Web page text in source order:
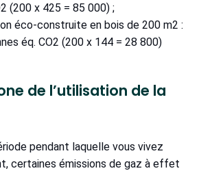
(200 x 425 = 85 000) ;
éco-construite en bois de 200 m2 :
éq. CO2 (200 x 144 = 28 800)
de l’utilisation de la
pendant laquelle vous vivez
certaines émissions de gaz à effet